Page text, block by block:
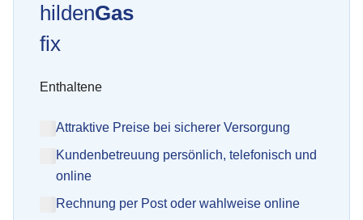
hildenGas
fix
Enthaltene
Attraktive Preise bei sicherer Versorgung
Kundenbetreuung persönlich, telefonisch und
online
Rechnung per Post oder wahlweise online